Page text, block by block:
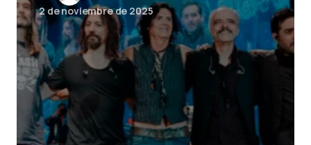
2 de noviembre de 2025